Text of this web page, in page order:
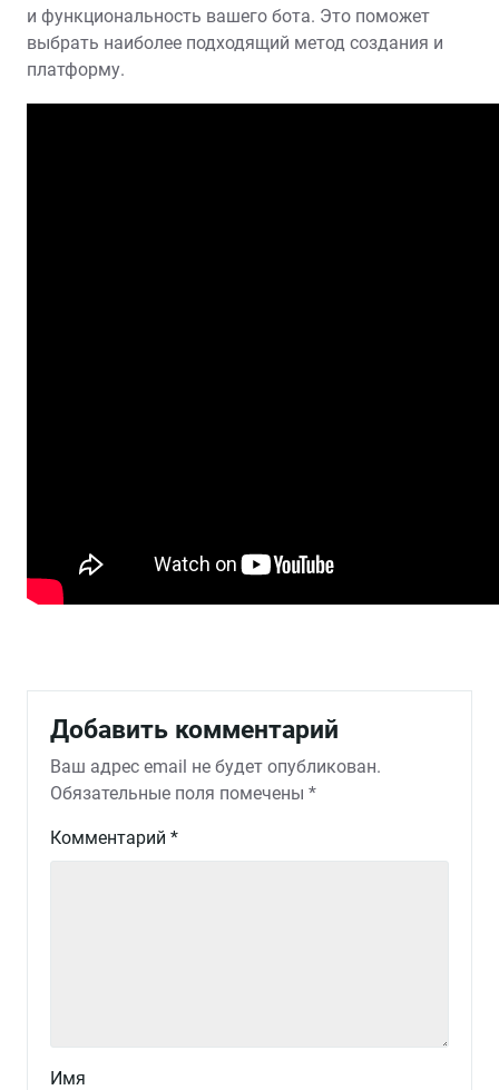
и функциональность вашего бота. Это поможет
выбрать наиболее подходящий метод создания и
платформу.
Добавить комментарий
Ваш адрес email не будет опубликован.
Обязательные поля помечены *
Комментарий *
Имя